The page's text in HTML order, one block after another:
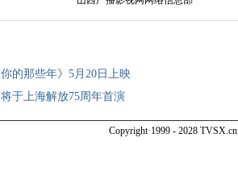
的那些年》5月20日上映
于上海解放75周年首演
Copyright·1999 - 2028